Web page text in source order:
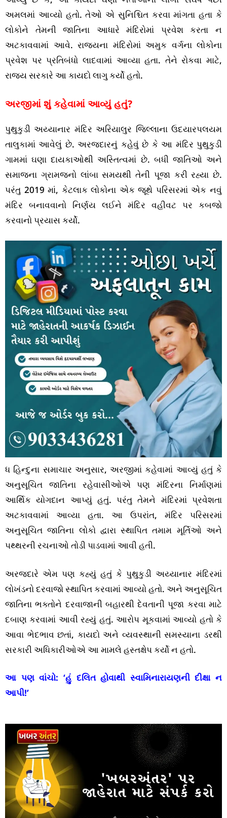
અમલમાં આવ્યો હતો. તેઓ એ સુનિશ્ચિત કરવા માંગતા હતા કે
લોકોને તેમની જાતિના આધારે મંદિરોમાં પ્રવેશ કરતા ન
અટકાવવામાં આવે. રાજ્યના મંદિરોમાં અમુક વર્ગના લોકોના
પ્રવેશ પર પ્રતિબંધો લાદવામાં આવ્યા હતા. તેને રોકવા માટે,
રાજ્ય સરકારે આ કાયદો લાગુ કર્યો હતો.
અરજીમાં શું કહેવામાં આવ્યું હતું?
પુથુકુડી અય્યાનાર મંદિર અરિયાલુર જિલ્લાના ઉદયારપલયમ
તાલુકામાં આવેલું છે. અરજદારનું કહેવું છે કે આ મંદિર પુથુકુડી
ગામમાં ઘણા દાયકાઓથી અસ્તિત્વમાં છે. બધી જાતિઓ અને
સમાજના ગ્રામજનો લાંબા સમયથી તેની પૂજા કરી રહ્યા છે.
પરંતુ 2019 માં, કેટલાક લોકોના એક જૂથે પરિસરમાં એક નવું
મંદિર બનાવવાનો નિર્ણય લઈને મંદિર વહીવટ પર કબજો
કરવાનો પ્રયાસ કર્યો.
ધ હિન્દુના સમાચાર અનુસાર, અરજીમાં કહેવામાં આવ્યું હતું કે
અનુસૂચિત જાતિના રહેવાસીઓએ પણ મંદિરના નિર્માણમાં
આર્થિક યોગદાન આપ્યું હતું. પરંતુ તેમને મંદિરમાં પ્રવેશતા
અટકાવવામાં આવ્યા હતા. આ ઉપરાંત, મંદિર પરિસરમાં
અનુસૂચિત જાતિના લોકો દ્વારા સ્થાપિત તમામ મૂર્તિઓ અને
પથ્થરની રચનાઓ તોડી પાડવામાં આવી હતી.
અરજદારે એમ પણ કહ્યું હતું કે પુથુકુડી અય્યાનાર મંદિરમાં
લોખંડનો દરવાજો સ્થાપિત કરવામાં આવ્યો હતો. અને અનુસૂચિત
જાતિના ભક્તોને દરવાજાની બહારથી દેવતાની પૂજા કરવા માટે
દબાણ કરવામાં આવી રહ્યું હતું. આરોપ મૂકવામાં આવ્યો હતો કે
આવા ભેદભાવ છતાં, કાયદો અને વ્યવસ્થાની સમસ્યાના ડરથી
સરકારી અધિકારીઓએ આ મામલે હસ્તક્ષેપ કર્યો ન હતો.
આ પણ વાંચો: ‘હું દલિત હોવાથી સ્વામિનારાયણની દીક્ષા ન
આપી!’